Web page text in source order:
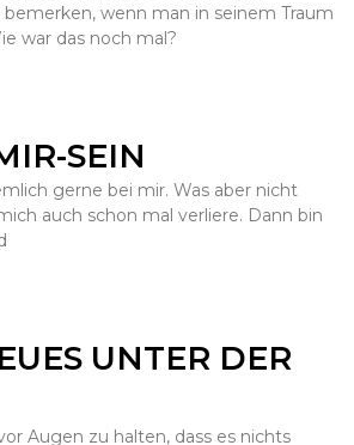
wenn man in seinem Traum
war das noch mal?
SEIN
gerne bei mir. Was aber nicht
auch schon mal verliere. Dann bin
UNTER DER
Augen zu halten, dass es nichts